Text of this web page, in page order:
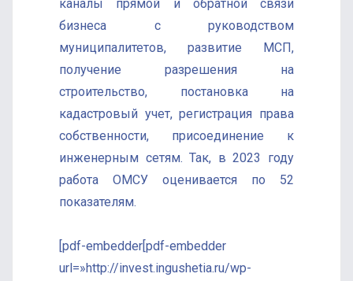
каналы прямой и обратной связи
бизнеса с руководством
муниципалитетов, развитие МСП,
получение разрешения на
строительство, постановка на
кадастровый учет, регистрация права
собственности, присоединение к
инженерным сетям. Так, в 2023 году
работа ОМСУ оценивается по 52
показателям.
[pdf-embedder[pdf-embedder
url=»http://invest.ingushetia.ru/wp-